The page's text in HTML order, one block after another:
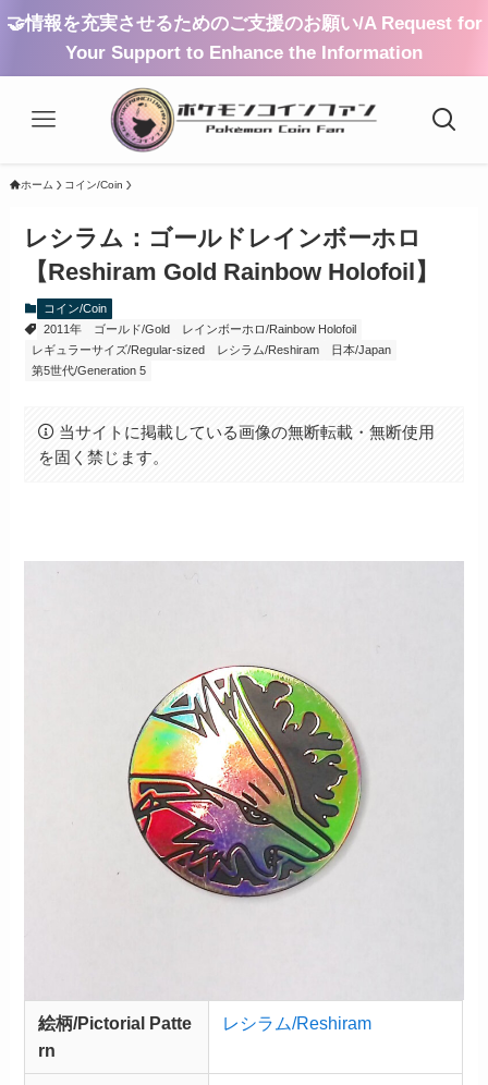
🤝情報を充実させるためのご支援のお願い/A Request for
Your Support to Enhance the Information
ホーム コイン/Coin
レシラム：ゴールドレインボーホロ
【Reshiram Gold Rainbow Holofoil】
コイン/Coin
2011年
ゴールド/Gold
レインボーホロ/Rainbow Holofoil
レギュラーサイズ/Regular-sized
レシラム/Reshiram
日本/Japan
第5世代/Generation 5
当サイトに掲載している画像の無断転載・無断使用
を固く禁じます。
絵柄/Pictorial Patte
rn
レシラム/Reshiram